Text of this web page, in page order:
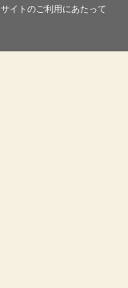
サイトのご利用にあたって